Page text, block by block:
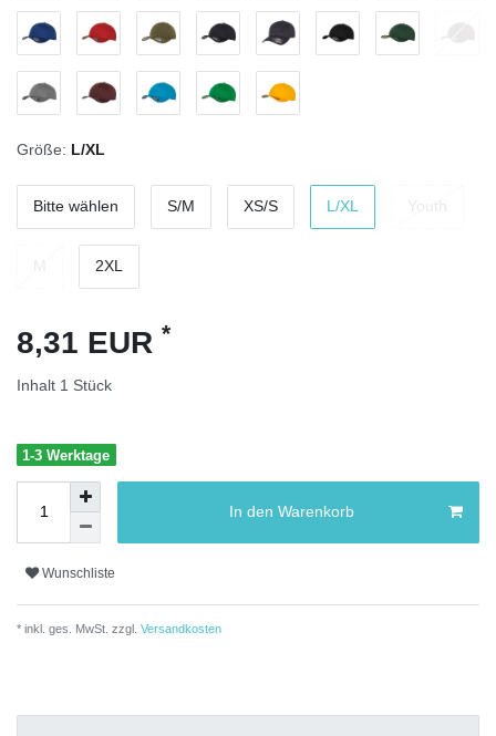
Größe: L/XL
Bitte wählen S/M XS/S L/XL
2XL
8,31 EUR *
Inhalt 1 Stück
1-3 Werktage
In den Warenkorb
Wunschliste
* inkl. ges. MwSt. zzgl. Versandkosten